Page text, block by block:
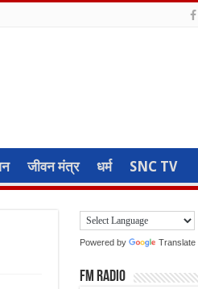
जीवन मंत्र धर्म SNC TV
Powered by Translate
FM Radio